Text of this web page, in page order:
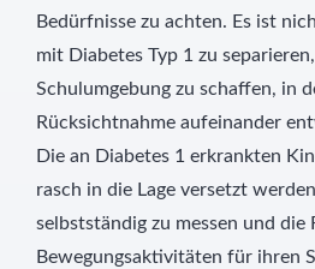
Bedürfnisse zu achten. Es ist
mit Diabetes Typ 1 zu
Schulumgebung zu schaffen, in
Rücksichtnahme aufeinander
Die an Diabetes 1 erkrankten
rasch in die Lage versetzt
selbstständig zu messen und die
Bewegungsaktivitäten für ihren